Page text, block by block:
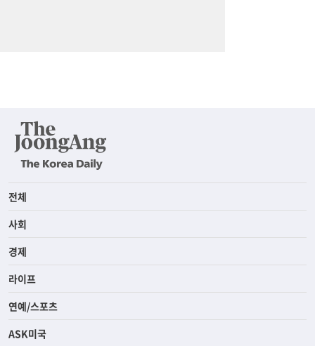
전체
사회
경제
라이프
연예/스포츠
ASK미국